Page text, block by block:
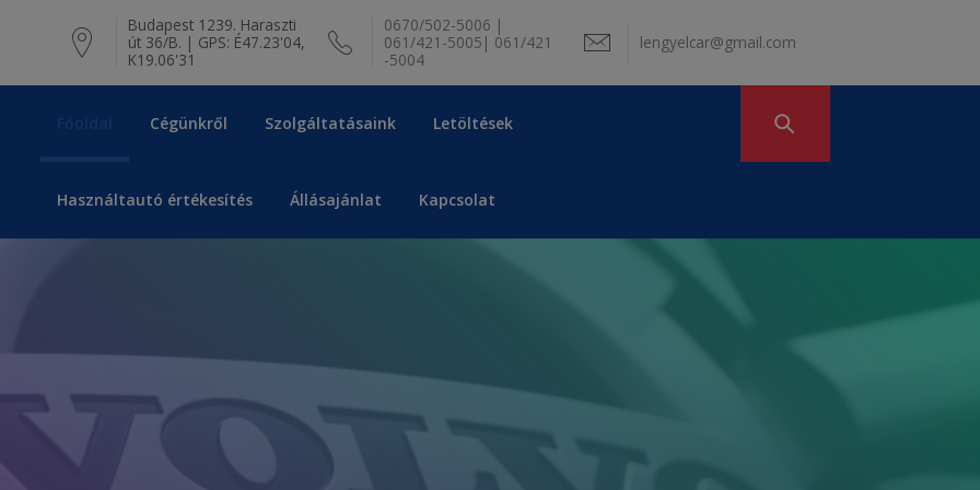
Budapest 1239. Haraszti
út 36/B. | GPS: É47.23'04,
K19.06'31
0670/502-5006 |
061/421-5005| 061/421
-5004
lengyelcar@gmail.com
Cégünkről Szolgáltatásaink Letöltések
Használtautó értékesítés Állásajánlat Kapcsolat